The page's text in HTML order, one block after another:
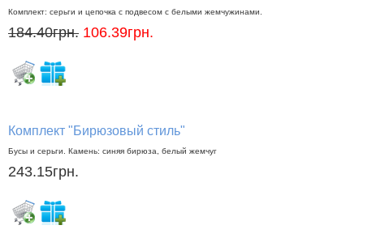
Комплект: серьги и цепочка с подвесом с белыми жемчужинами.
184.40грн. 106.39грн.
Комплект "Бирюзовый стиль"
Бусы и серьги. Камень: синяя бирюза, белый жемчуг
243.15грн.